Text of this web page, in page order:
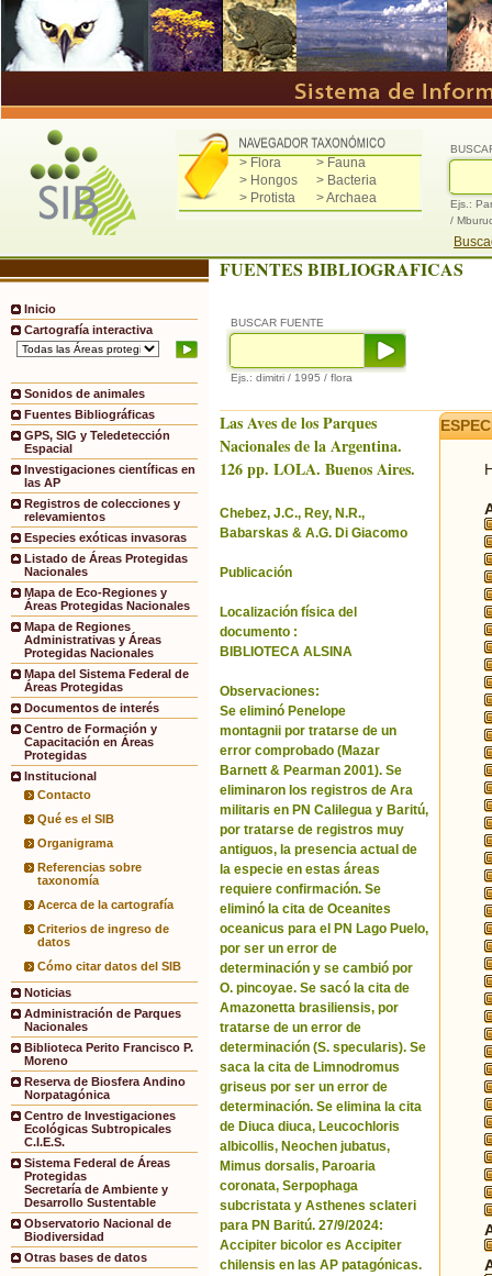
> Flora
> Fauna
> Hongos
> Bacteria
> Protista
> Archaea
Ejs.:
/
Inicio
Cartografía interactiva
Sonidos de animales
Fuentes Bibliográficas
GPS, SIG y Teledetección
Espacial
Investigaciones científicas en
las AP
Registros de colecciones y
relevamientos
Especies exóticas invasoras
Listado de Áreas Protegidas
Nacionales
Mapa de Eco-Regiones y
Áreas Protegidas Nacionales
Mapa de Regiones
Administrativas y Áreas
Protegidas Nacionales
Mapa del Sistema Federal de
Áreas Protegidas
Documentos de interés
Centro de Formación y
Capacitación en Áreas
Protegidas
Institucional
Contacto
Qué es el SIB
Organigrama
Referencias sobre
taxonomía
Acerca de la cartografía
Criterios de ingreso de
datos
Cómo citar datos del SIB
Noticias
Administración de Parques
Nacionales
Biblioteca Perito Francisco P.
Moreno
Reserva de Biosfera Andino
Norpatagónica
Centro de Investigaciones
Ecológicas Subtropicales
C.I.E.S.
Sistema Federal de Áreas
Protegidas
Secretaría de Ambiente y
Desarrollo Sustentable
Observatorio Nacional de
Biodiversidad
Otras bases de datos
FUENTES BIBLIOGRAFICAS
BUSCAR FUENTE
Ejs.: dimitri / 1995 / flora
Las Aves de los Parques
Nacionales de la Argentina.
126 pp. LOLA. Buenos Aires.
Chebez, J.C., Rey, N.R.,
Babarskas & A.G. Di Giacomo
Publicación
Localización física del
documento :
BIBLIOTECA ALSINA
Observaciones:
Se eliminó Penelope
montagnii por tratarse de un
error comprobado (Mazar
Barnett & Pearman 2001). Se
eliminaron los registros de Ara
militaris en PN Calilegua y Baritú,
por tratarse de registros muy
antiguos, la presencia actual de
la especie en estas áreas
requiere confirmación. Se
eliminó la cita de Oceanites
oceanicus para el PN Lago Puelo,
por ser un error de
determinación y se cambió por
O. pincoyae. Se sacó la cita de
Amazonetta brasiliensis, por
tratarse de un error de
determinación (S. specularis). Se
saca la cita de Limnodromus
griseus por ser un error de
determinación. Se elimina la cita
de Diuca diuca, Leucochloris
albicollis, Neochen jubatus,
Mimus dorsalis, Paroaria
coronata, Serpophaga
subcristata y Asthenes sclateri
para PN Baritú. 27/9/2024:
Accipiter bicolor es Accipiter
chilensis en las AP patagónicas.